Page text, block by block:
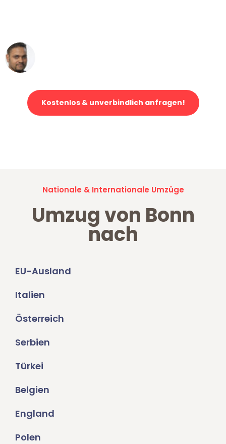
Kostenlos & unverbindlich anfragen!
Nationale & Internationale Umzüge
Umzug von Bonn
nach
EU-Ausland
Italien
Österreich
Serbien
Türkei
Belgien
England
Polen